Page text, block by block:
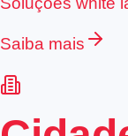
Saiba mais